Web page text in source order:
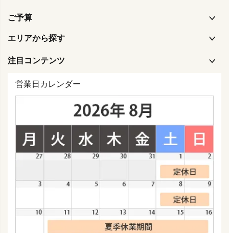
ご予算
エリアから探す
注目コンテンツ
営業日カレンダー